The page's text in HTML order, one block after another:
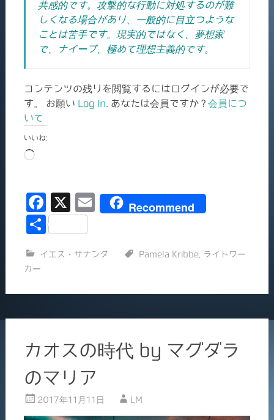
共感的です。攻撃的な行動に対処するのが難
しくなる場合があり、一般的に目立つような
ことは苦手です。現実的ではなく、夢想家
で、ナイーブ、極めて理想主義的です。
コンテンツの残りを閲覧するにはログインが必要で
す。 お願い Log In . あなたは会員ですか ? 会員につ
いて
いいね:
読
み
中…
F
a
e
o
o
k
X
E
l
Recommend
共
イエス・サナンダ Pamela Kribbe,
ライトワー
カー
カオスの時代 by マグダラ
のマリア
2017年11月11日 LM